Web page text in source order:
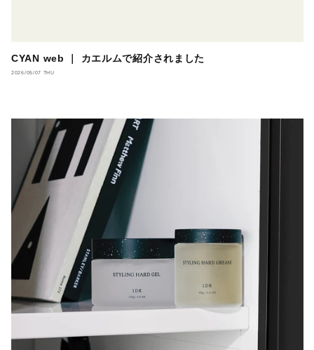
CYAN web ｜ カエルムで紹介されました
2026/05/07 THU